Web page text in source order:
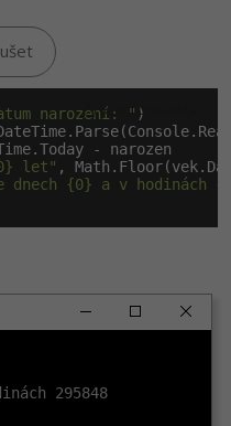
Klikni pro editaci
narození: "
- narozen
let" ,
dnech {0} a v hodinách
295848